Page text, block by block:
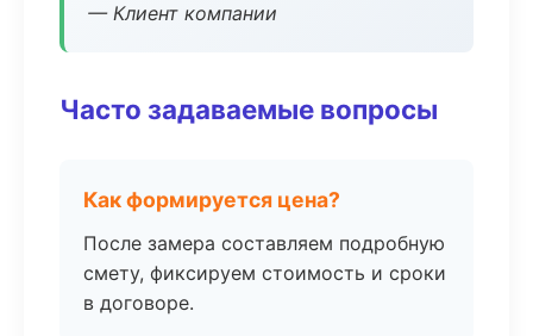
— Клиент компании
Часто задаваемые вопросы
Как формируется цена?
После замера составляем подробную
смету, фиксируем стоимость и сроки
в договоре.